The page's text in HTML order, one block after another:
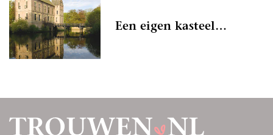
Een eigen kasteel…